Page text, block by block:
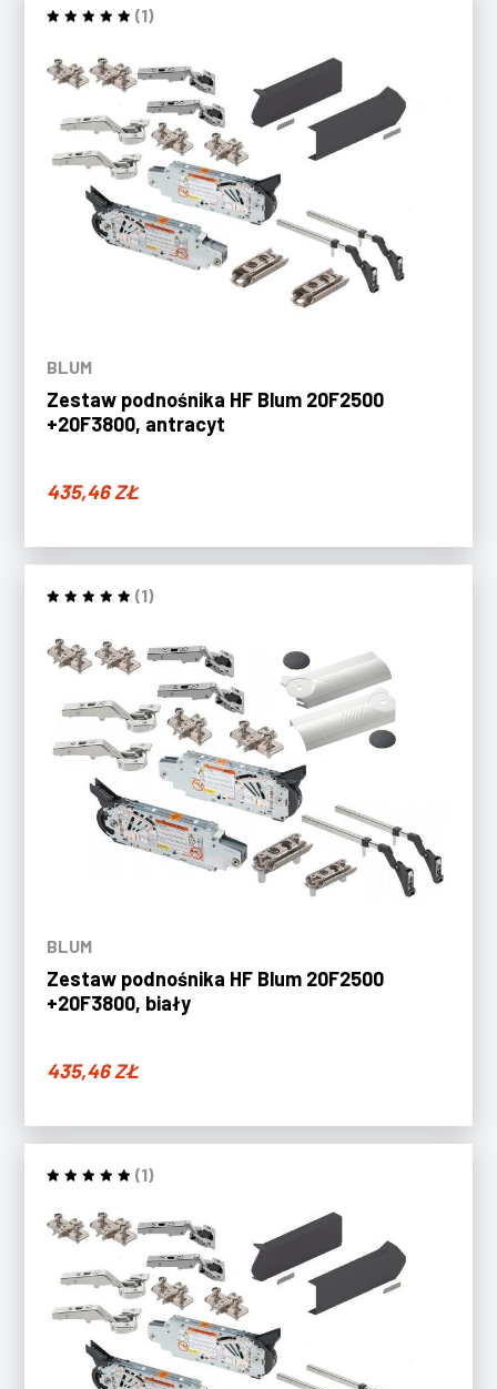
(1)
BLUM
Zestaw podnośnika HF Blum 20F2500
+20F3800, antracyt
435,46ZŁ
(1)
BLUM
Zestaw podnośnika HF Blum 20F2500
+20F3800, biały
435,46ZŁ
(1)